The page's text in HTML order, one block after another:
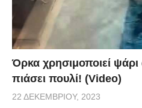
Όρκα χρησιμοποιεί
πιάσει πουλί! (Video)
22 ΔΕΚΕΜΒΡΊΟΥ, 2023